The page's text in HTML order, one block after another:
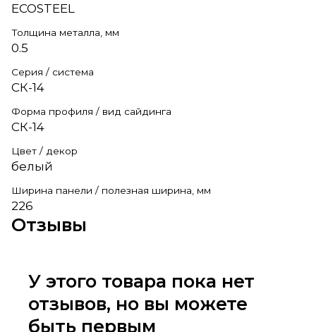
ECOSTEEL
Толщина металла, мм
0.5
Серия / система
СК-14
Форма профиля / вид сайдинга
СК-14
Цвет / декор
белый
Ширина панели / полезная ширина, мм
226
Отзывы
У этого товара пока нет
отзывов, но вы можете
быть первым